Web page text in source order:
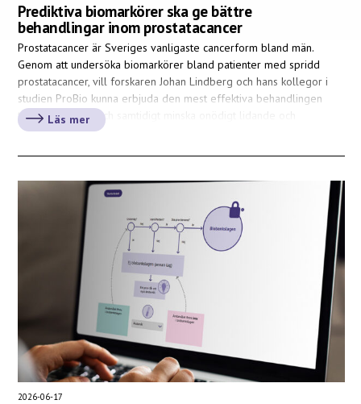
Prediktiva biomarkörer ska ge bättre
behandlingar inom prostatacancer
Prostatacancer är Sveriges vanligaste cancerform bland män.
Genom att undersöka biomarkörer bland patienter med spridd
prostatacancer, vill forskaren Johan Lindberg och hans kollegor i
studien ProBio kunna erbjuda den mest effektiva behandlingen
till varje patient och samtidigt minska onödigt lidande och
biverkningar.
Läs mer
2026-06-17